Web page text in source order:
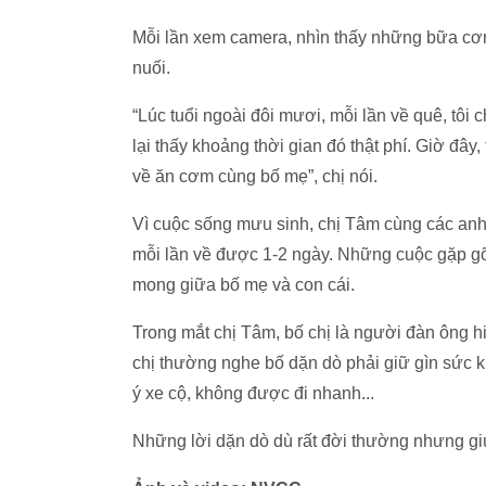
Mỗi lần xem camera, nhìn thấy những bữa
nuối.
“Lúc tuổi ngoài đôi mươi, mỗi lần về quê, tôi
lại thấy khoảng thời gian đó thật phí. Giờ
về ăn cơm cùng bố mẹ”, chị nói.
Vì cuộc sống mưu sinh, chị Tâm cùng các
mỗi lần về được 1-2 ngày. Những cuộc gặp
mong giữa bố mẹ và con cái.
Trong mắt chị Tâm, bố chị là người đàn ông
chị thường nghe bố dặn dò phải giữ gìn sức
ý xe cộ, không được đi nhanh...
Những lời dặn dò dù rất đời thường nhưng